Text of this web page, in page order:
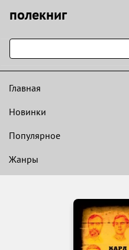
полекниг
Главная
Новинки
Популярное
Жанры